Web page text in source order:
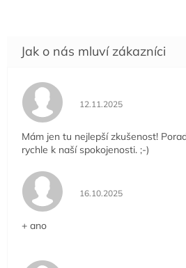
Hodnocení obchodu je 5
12.11.2025
Mám jen tu nejlepší zkušenost!
rychle k naší spokojenosti. ;-)
Hodnocení obchodu je 5
16.10.2025
+ ano